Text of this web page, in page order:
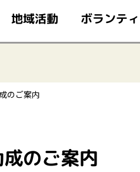
地域活動 ボランテ
のご案内
のご案内